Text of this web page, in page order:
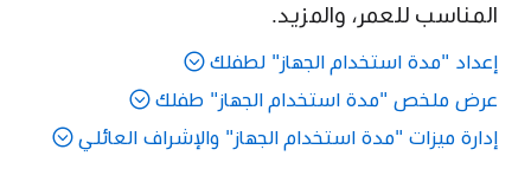
المناسب للعمر، والمزيد.
إعداد "مدة استخدام الجهاز" لطفلك
عرض ملخص "مدة استخدام الجهاز" طفلك
إدارة ميزات "مدة استخدام الجهاز" والإشراف العائلي